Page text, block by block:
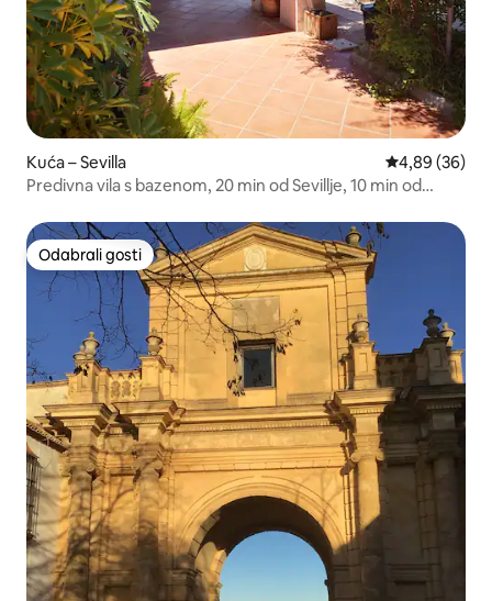
Kuća – Sevilla Prosječna
4,89 (36)
Predivna vila s bazenom, 20 min od Sevillje, 10 min od
Odabrali gosti
Odabrali gosti